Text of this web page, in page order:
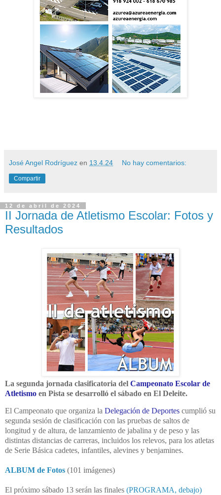
José Angel Rodríguez en 13.4.24 No hay comentarios:
Compartir
12 de abril de 2024
II Jornada de Atletismo Escolar: Fotos y
Resultados
La segunda jornada clasificatoria del Campeonato Escolar de
Atletismo en Pista se desarrolló el sábado en El Deleite.
El Campeonato que organiza la Delegación de Deportes cumplió su
segunda sesión de clasificación con las pruebas de saltos de
longitud y de altura, de lanzamiento de jabalina y de peso y las
distintas distancias de carreras, incluidos los relevos, para los atletas
de Serie Básica cadetes, infantiles, alevines y benjamines.
ALBUM de Fotos (101 imágenes)
El próximo sábado 13 serán las finales (PROGRAMA, debajo)